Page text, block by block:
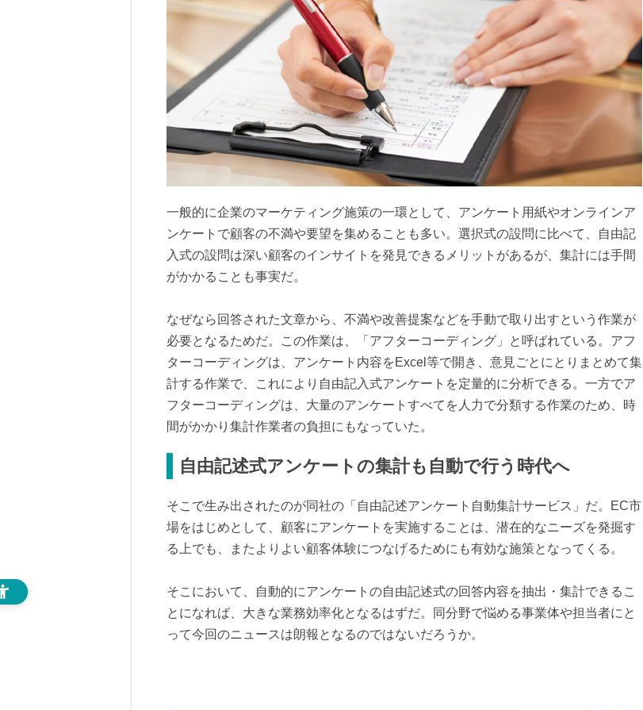
一般的に企業のマーケティング施策の一環として、アンケート用紙やオンラインア
ンケートで顧客の不満や要望を集めることも多い。選択式の設問に比べて、自由記
入式の設問は深い顧客のインサイトを発見できるメリットがあるが、集計には手間
がかかることも事実だ。
なぜなら回答された文章から、不満や改善提案などを手動で取り出すという作業が
必要となるためだ。この作業は、「アフターコーディング」と呼ばれている。アフ
ターコーディングは、アンケート内容をExcel等で開き、意見ごとにとりまとめて集
計する作業で、これにより自由記入式アンケートを定量的に分析できる。一方でア
フターコーディングは、大量のアンケートすべてを人力で分類する作業のため、時
間がかかり集計作業者の負担にもなっていた。
自由記述式アンケートの集計も自動で行う時代へ
そこで生み出されたのが同社の「自由記述アンケート自動集計サービス」だ。EC市
場をはじめとして、顧客にアンケートを実施することは、潜在的なニーズを発掘す
る上でも、またよりよい顧客体験につなげるためにも有効な施策となってくる。
そこにおいて、自動的にアンケートの自由記述式の回答内容を抽出・集計できるこ
とになれば、大きな業務効率化となるはずだ。同分野で悩める事業体や担当者にと
って今回のニュースは朗報となるのではないだろうか。